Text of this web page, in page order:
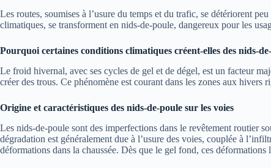
Les routes, soumises à l’usure du temps et du trafic, se détériorent
climatiques, se transforment en nids-de-poule, dangereux pour les
Pourquoi certaines conditions climatiques créent-elles des nids-
Le froid hivernal, avec ses cycles de gel et de dégel, est un facteur
créer des trous. Ce phénomène est courant dans les zones aux hivers
Origine et caractéristiques des nids-de-poule sur les voies
Les nids-de-poule sont des imperfections dans le revêtement routier
dégradation est généralement due à l’usure des voies, couplée à
déformations dans la chaussée. Dès que le gel fond, ces